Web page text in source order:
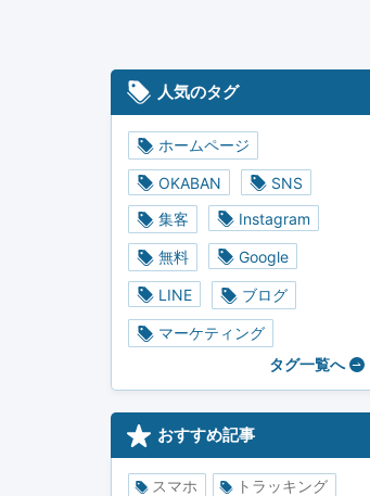
人気のタグ
ホームページ
OKABAN
SNS
集客
Instagram
無料 Google
LINE ブログ
マーケティング
タグ一覧へ
おすすめ記事
スマホ トラッキング